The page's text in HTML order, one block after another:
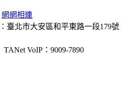
網網相連
臺北市大安區和平東路一段179號
TANet VoIP：9009-7890